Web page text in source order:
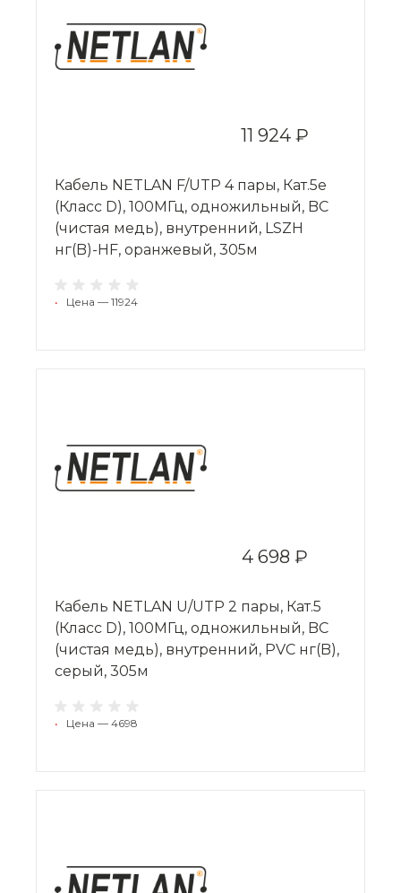
11 924 ₽
Кабель NETLAN F/UTP 4 пары, Кат.5e
(Класс D), 100МГц, одножильный, BC
(чистая медь), внутренний, LSZH
нг(B)-HF, оранжевый, 305м
• Цена — 11924
4 698 ₽
Кабель NETLAN U/UTP 2 пары, Кат.5
(Класс D), 100МГц, одножильный, BC
(чистая медь), внутренний, PVC нг(B),
серый, 305м
• Цена — 4698